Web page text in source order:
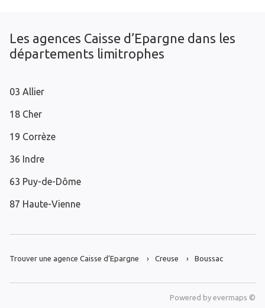
Les agences Caisse d’Epargne dans les
départements limitrophes
03 Allier
18 Cher
19 Corrèze
36 Indre
63 Puy-de-Dôme
87 Haute-Vienne
Trouver une agence Caisse d’Epargne Creuse Boussac
Powered by evermaps ©